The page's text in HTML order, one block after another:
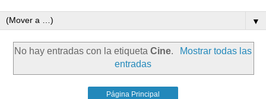
▼
No hay entradas con la etiquetaCine.
Mostrar todas las
entradas
Página Principal